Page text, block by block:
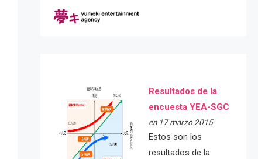
Resultados de la
encuesta YEA-SGC
en 17 marzo 2015
Estos son los
resultados de la